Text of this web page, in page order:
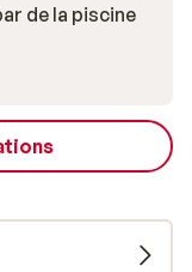
de la piscine